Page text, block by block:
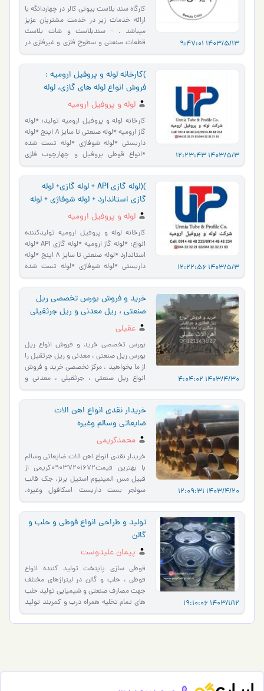
1403/5/13 9:47:01
کارگاه سند بلاست بیوتی کالر در چهاردانگه با
ارائه خدمات زیر در خدمت مشتریان عزیز
میباشد . - سندبلاست و شات بلاست
قطعات صنعتی و سطوح فلزی و غیرفلزی در
تهران - پوشش‌دهی…
1403/5/3 12:23:43
)کارخانه لوله و پروفیل ارومیه :
فروش انواع لوله های گازی، لوله
صنعتی ، لوله داربستی ، لوله شوفاژی
لوله و پروفیل ارومیه
کارخانه لوله و پروفیل ارومیه تولید: *لوله
گاز ارومیه *لوله صنعتی تا سایز 8 اینچ *لوله
داربستی *لوله شوفاژی *لوله تست شده
*انواع قوطی پروفیل و چهارچوب فلزی
**فروش به قیم�…
1403/5/3 12:22:56
)(لوله گازی API + لوله گازی+ لوله
گازی استاندارد + لوله شوفاژی + لوله
قوطی و پروفیل و چهار چوب فلزی
لوله و پروفیل ارومیه
کارخانه لوله و پروفیل ارومیه تولیدکننده
انواع: *لوله گاز ارومیه *لوله گازی API *لوله
استاندارد *لوله صنعتی تا سایز 8 اینچ *لوله
داربستی *لوله شوفاژی *لوله تست شده
*انواع …
1403/4/30 4:04:02
خرید و فروش بورس تخصصی ریل
صنعتی ، ریل معدنی و ریل جرثقیلی
عقیلی
بورس تخصصی خرید و فروش انواع ریل
بورس ریل صنعتی ، معدنی و ریل جرثقیل را
از ما بخواهید . مرکز نخصصی خرید و فروش
انواع ریل صنعتی ، جرثقیلی ، معدنی و
قطاری در خدمت مشتری…
1403/4/20 12:09:31
خریدار نقدی انواع اهن الات
ضایعاتی وسالم وغیره
محمدکریمی
خریدار نقدی انواع اهن الات ضایعاتی وسالم
با بهترین قیمت09037201672کریمی از
قبیل مس المینیوم استیل برنز. جک قالب
سولجر بست داربست اسکافول وغیره.
تیراهن قوطی میلیگرد مخازن …
1403/1/12 19:10:06
تولید و طراحی انواع قوطی و حلب و
گالن
پیمان علیدوست
قوطی سازی پایتخت تولید کننده انواع
قوطی ، حلب و گالن در لیتراژهای مختلف
جهت مصارف صنعتی و شیمیایی تولید حلب
های تمام تخلیه همراه درب و کمربند تولید
قوطی کوارت (رنگ) در…